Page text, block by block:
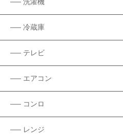
冷蔵庫
テレビ
エアコン
コンロ
レンジ